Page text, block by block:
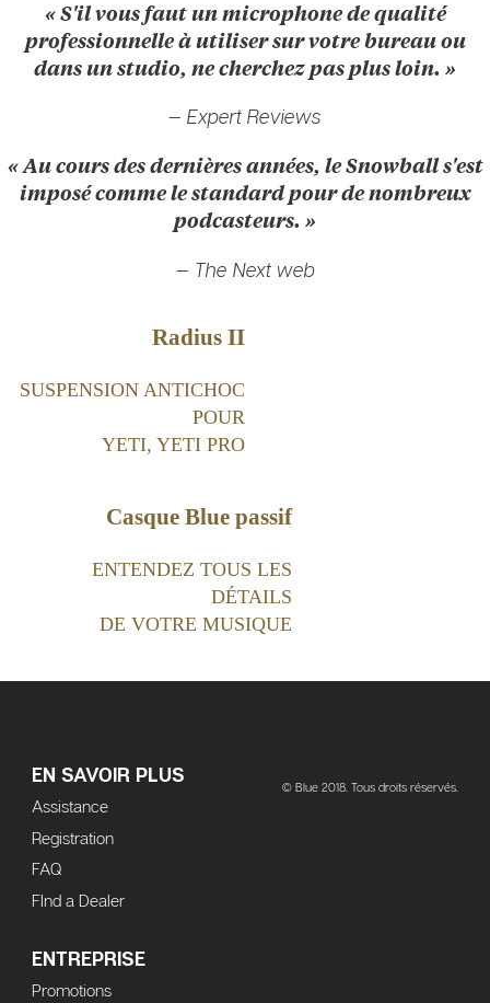
« S'il vous faut un microphone de qualité
professionnelle à utiliser sur votre bureau ou
dans un studio, ne cherchez pas plus loin. »
— Expert Reviews
« Au cours des dernières années, le Snowball s'est
imposé comme le standard pour de nombreux
podcasteurs. »
— The Next web
Radius II
SUSPENSION ANTICHOC
POUR
YETI, YETI PRO
Casque Blue passif
ENTENDEZ TOUS LES
DÉTAILS
DE VOTRE MUSIQUE
© Blue 2018. Tous droits réservés.
EN SAVOIR PLUS
Assistance
Registration
FAQ
FInd a Dealer
ENTREPRISE
Promotions